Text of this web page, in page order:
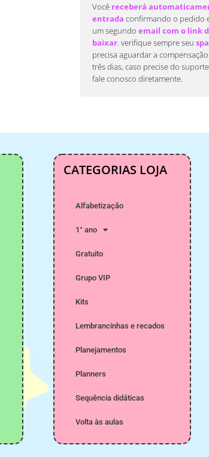
Você receberá
entrada confirmando o pedido
um segundo email com o link
baixar, verifique sempre seu
precisa aguardar a
três dias, caso precise do
fale conosco diretamente.
CATEGORIAS LOJA
Alfabetização
1° ano
Gratuito
Grupo VIP
Kits
Lembrancinhas e recados
Planejamentos
Planners
Sequência didáticas
Volta às aulas